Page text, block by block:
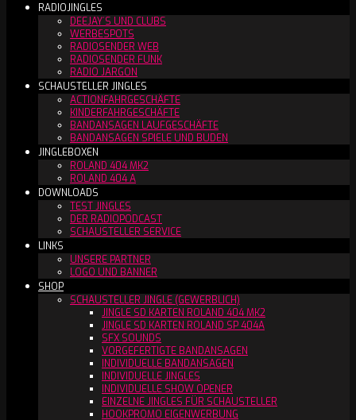
RADIOJINGLES
DEEJAY´S UND CLUBS
WERBESPOTS
RADIOSENDER WEB
RADIOSENDER FUNK
RADIO JARGON
SCHAUSTELLER JINGLES
ACTIONFAHRGESCHÄFTE
KINDERFAHRGESCHÄFTE
BANDANSAGEN LAUFGESCHÄFTE
BANDANSAGEN SPIELE UND BUDEN
JINGLEBOXEN
ROLAND 404 MK2
ROLAND 404 A
DOWNLOADS
TEST JINGLES
DER RADIOPODCAST
SCHAUSTELLER SERVICE
LINKS
UNSERE PARTNER
LOGO UND BANNER
SHOP
SCHAUSTELLER JINGLE (GEWERBLICH)
JINGLE SD KARTEN ROLAND 404 MK2
JINGLE SD KARTEN ROLAND SP 404A
SFX SOUNDS
VORGEFERTIGTE BANDANSAGEN
INDIVIDUELLE BANDANSAGEN
INDIVIDUELLE JINGLES
INDIVIDUELLE SHOW OPENER
EINZELNE JINGLES FÜR SCHAUSTELLER
HOOKPROMO EIGENWERBUNG